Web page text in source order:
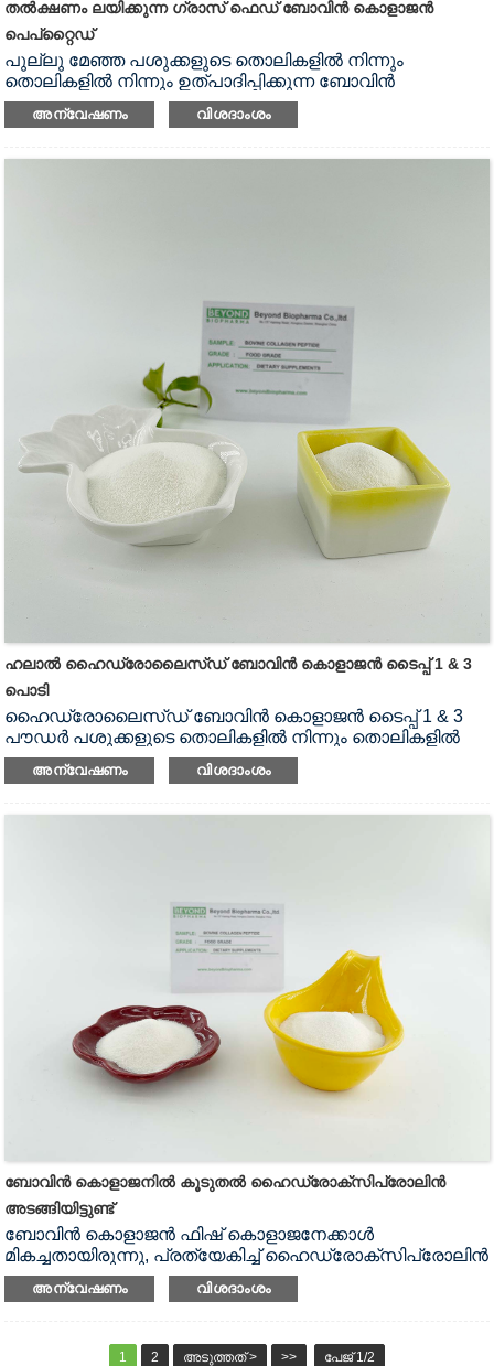
തൽക്ഷണം ലയിക്കുന്ന ഗ്രാസ് ഫെഡ് ബോവിൻ കൊളാജൻ
പെപ്റ്റൈഡ്
പുല്ലു മേഞ്ഞ പശുക്കളുടെ തൊലികളിൽ നിന്നും
തൊലികളിൽ നിന്നും ഉത്പാദിപ്പിക്കുന്ന ബോവിൻ
കൊളാജൻ പെപ്റ്റൈഡ് പൗഡർ ഞങ്ങൾ
ഉത്പാദിപ്പിക്കുകയും വിതരണം ചെയ്യുകയും
കൊളാജൻ പെപ്റ്റൈഡ് പൊടി നല്ല ഒഴുക്കും
അന്വേഷണം വിശദാംശം
ഹലാൽ ഹൈഡ്രോലൈസ്ഡ് ബോവിൻ കൊളാജൻ ടൈപ്പ് 1 & 3
പൊടി
ഹൈഡ്രോലൈസ്ഡ് ബോവിൻ കൊളാജൻ ടൈപ്പ് 1 & 3
പൗഡർ പശുക്കളുടെ തൊലികളിൽ നിന്നും തൊലികളിൽ
നിന്നും ഹൈഡ്രോളിസിസ് പ്രക്രിയയിലൂടെ
ഉത്പാദിപ്പിക്കുന്ന കൊളാജൻ പ്രോട്ടീൻ
ആരോഗ്യം, സ്പോർട്സ് പോഷകാഹാര ഉൽപ്പന്നങ്ങൾ
അന്വേഷണം വിശദാംശം
ബോവിൻ കൊളാജനിൽ കൂടുതൽ ഹൈഡ്രോക്സിപ്രോലിൻ
അടങ്ങിയിട്ടുണ്ട്
ബോവിൻ കൊളാജൻ ഫിഷ് കൊളാജനേക്കാൾ
മികച്ചതായിരുന്നു, പ്രത്യേകിച്ച് ഹൈഡ്രോക്സിപ്രോലിൻ
(ഹൈപ്പ്) ഉള്ളടക്കം മറ്റ് മത്സ്യങ്ങളെ അപേക്ഷിച്ച് വളരെ
കൂടുതലാണ്.ഇതിന് മികച്ച ലായകതയുണ്ട്, കൂടാതെ
അന്വേഷണം വിശദാംശം
1 2 അടുത്തത് > >> പേജ് 1/2